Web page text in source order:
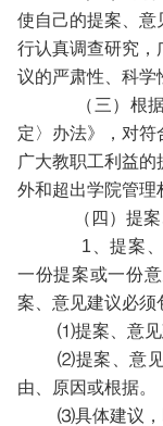
使自己的提案、意
行认真调查研究，
议的严肃性、科学
（三）根据
定〉办法》，对符
广大教职工利益
外和超出学院管理
（四）提案
1、提案、
一份提案或一份
案、意见建议必须
⑴提案、意见
⑵提案、意
由、原因或根据。
⑶具体建议，